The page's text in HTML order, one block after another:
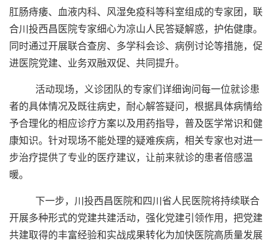
肛肠痔痿、血液内科、风湿免疫科等科室组成的专家团，联
合川投西昌医院专家细心为凉山人民答疑解惑，护佑健康。
同时通过开展联合查房、多学科会诊、病例讨论等措施，促
进医院党建、业务双融双促、共同提升。
活动现场，义诊团队的专家们详细询问每一位就诊患
者的具体情况及既往病史，耐心解答疑问，根据具体病情给
予合理化的相应诊疗方案以及用药指导，普及医学常识和健
康知识。针对现场不能处理的疑难疾病，相关专家也对进一
步治疗提供了专业的医疗建议，让前来就诊的患者倍感温
暖。
下一步，川投西昌医院和四川省人民医院将持续联合
开展多种形式的党建共建活动，强化党建引领作用，把党建
共建取得的丰富经验和实战成果转化为加快医院高质量发展